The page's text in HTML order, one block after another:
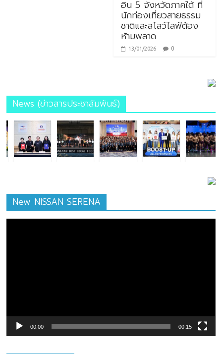
อิน 5 จังหวัดภาคใต้ ที่
นักท่องเที่ยวสายธรรม
ชาติและสโลว์ไลฟ์ต้อง
ห้ามพลาด
13/01/2026 0
News (ข่าวสารประชาสัมพันธ์)
New NISSAN SERENA
00:00 00:15